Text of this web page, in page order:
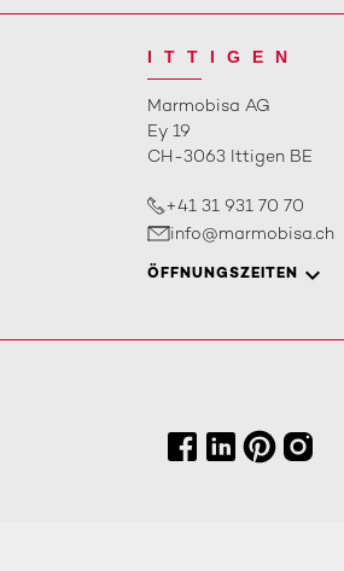
ITTIGEN
Marmobisa AG
Ey 19
CH-3063 Ittigen BE
+41 31 931 70 70
info@marmobisa.ch
ÖFFNUNGSZEITEN